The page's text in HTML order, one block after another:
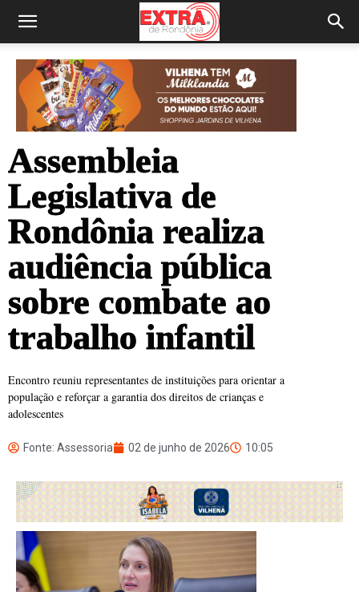
Assembleia
Legislativa de
Rondônia realiza
audiência pública
sobre combate ao
trabalho infantil
Encontro reuniu representantes de instituições para orientar a
população e reforçar a garantia dos direitos de crianças e
adolescentes
Fonte: Assessoria 02 de junho de 2026 10:05